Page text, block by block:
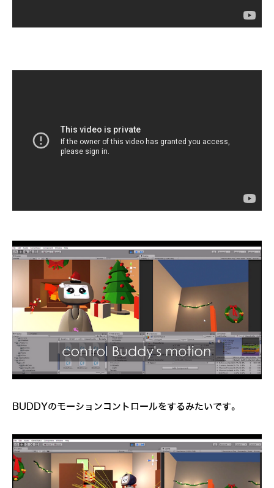
BUDDYのモーションコントロールをするみたいです。